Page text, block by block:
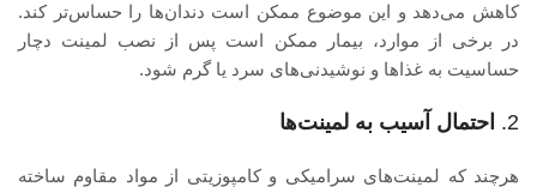
کاهش می‌دهد و این موضوع ممکن است دندان‌ها را حساس‌تر کند.
در برخی از موارد، بیمار ممکن است پس از نصب لمینت دچار
حساسیت به غذاها و نوشیدنی‌های سرد یا گرم شود.
2. احتمال آسیب به لمینت‌ها
هرچند که لمینت‌های سرامیکی و کامپوزیتی از مواد مقاوم ساخته